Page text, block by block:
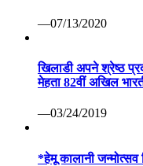
—07/13/2020
खिलाडी अपने श्रेष्ठ
मेहता 82वीं अखिल
—03/24/2019
*हेमू कालानी जन्मोत्सव